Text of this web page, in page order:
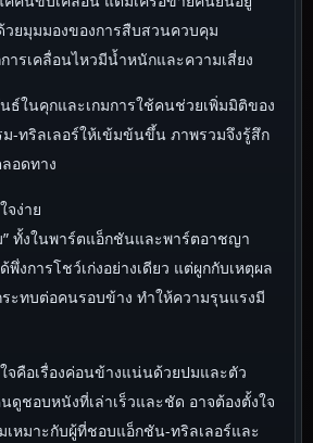
วยมุมมองของการสืบสวนควบคุม
รเคลื่อนไหวมีน้ำหนักและความเสี่ยง
ธ์ในคุกและเกมการใช้คนช่วยเพิ่มมิติของ
-ทริลเลอร์ให้เข้มข้นขึ้น ภาพรวมจึงรู้สึก
อดทาง
จง่าย
ทั้งในพาร์ตแอ็กชันและพาร์ตอาชญา
พึ่งการโชว์เก่งอย่างเดียว แต่ผูกกับเหตุผล
ะทบต่อคนรอบข้าง ทำให้ความรุนแรงมี
จคือเรื่องค่อนข้างแน่นด้วยปมและตัว
ชอบหนังที่เล่าเร็วและชัด อาจต้องตั้งใจ
เหมาะกับผู้ที่ชอบแอ็กชัน-ทริลเลอร์และ